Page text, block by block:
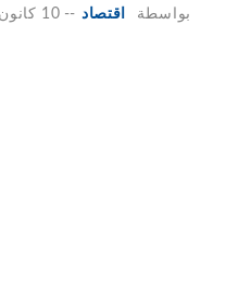
بواسطة اقتصاد -- 10 كانون الثاني 2015